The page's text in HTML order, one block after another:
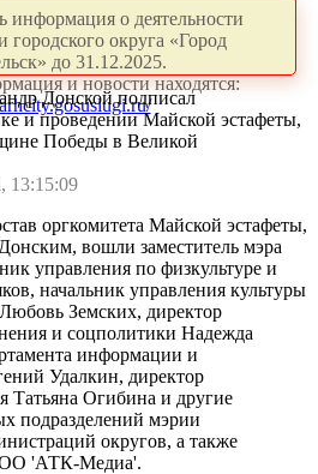
информация о деятельности
округа «Город
до 31.12.2025.
и новости находятся:
Донской подписал
и проведении Майской эстафеты,
Победы в Великой
13:15:09
оргкомитета Майской эстафеты,
вошли заместитель мэра
управления по физкультуре и
начальник управления культуры
Земских, директор
и соцполитики Надежда
информации и
Удалкин, директор
Татьяна Огибина и другие
подразделений мэрии
округов, а также
'АТК-Медиа'.